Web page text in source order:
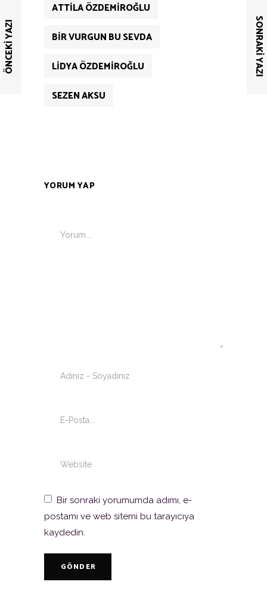
ATTILA ÖZDEMIROĞLU
BIR VURGUN BU SEVDA
LIDYA ÖZDEMIROĞLU
SEZEN AKSU
ÖNCEKI YAZI SONRAKI YAZI
YORUM YAP
Bir sonraki yorumumda adımı, e-
postamı ve web sitemi bu tarayıcıya
kaydedin.
GÖNDER